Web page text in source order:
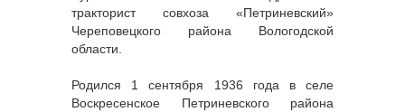
тракторист совхоза «Петриневский»
Череповецкого района Вологодской
области.
Родился 1 сентября 1936 года в селе
Воскресенское Петриневского района